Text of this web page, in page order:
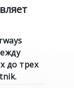
до трех